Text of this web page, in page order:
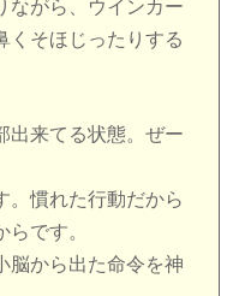
ながら、ウインカー
くそほじったりする
出来てる状態。ぜー
。慣れた行動だから
です。
脳から出た命令を神